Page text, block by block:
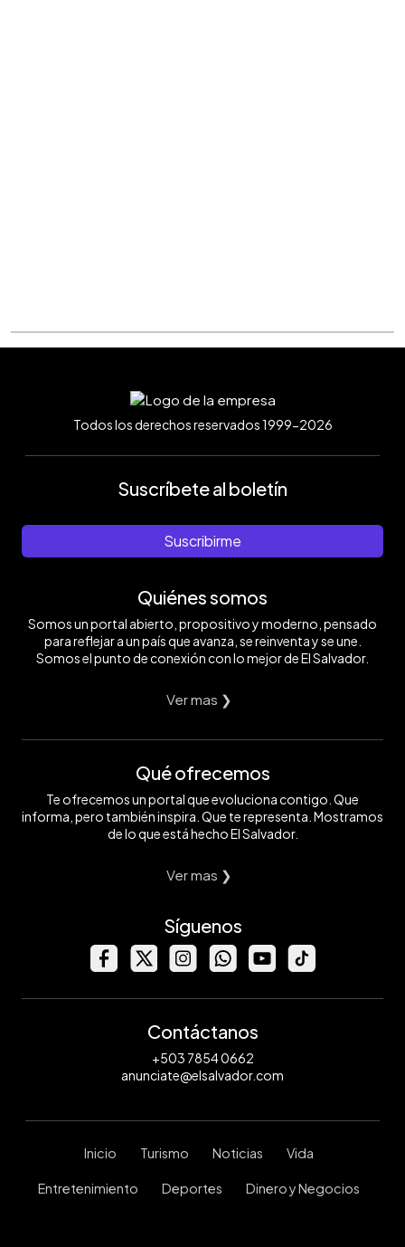
Todos los derechos reservados 1999-2026
Suscríbete al boletín
Suscribirme
Quiénes somos
Somos un portal abierto, propositivo y moderno, pensado
para reflejar a un país que avanza, se reinventa y se une.
Somos el punto de conexión con lo mejor de El Salvador.
Ver mas ❯
Qué ofrecemos
Te ofrecemos un portal que evoluciona contigo. Que
informa, pero también inspira. Que te representa. Mostramos
de lo que está hecho El Salvador.
Ver mas ❯
Síguenos
Contáctanos
+503 7854 0662
anunciate@elsalvador.com
Inicio Turismo Noticias Vida
Entretenimiento Deportes Dinero y Negocios